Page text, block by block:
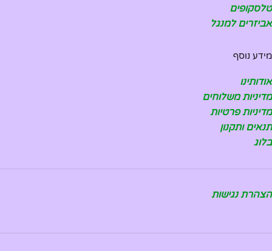
טלסקופים
אביזרים למנגל
מידע נוסף
אודותינו
מדיניות משלוחים
מדיניות פרטיות
תנאים ותקנון
בלוג
הצהרת נגישות